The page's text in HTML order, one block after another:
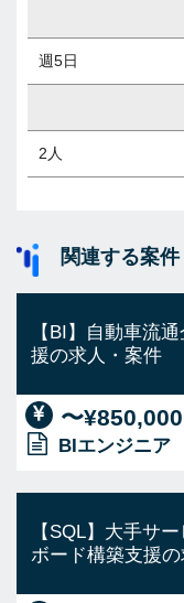
週5日
2人
関連する案件
【BI】自動車流
援の求人・案件
〜¥850,000
BIエンジニア
【SQL】大手サ
ボード構築支援